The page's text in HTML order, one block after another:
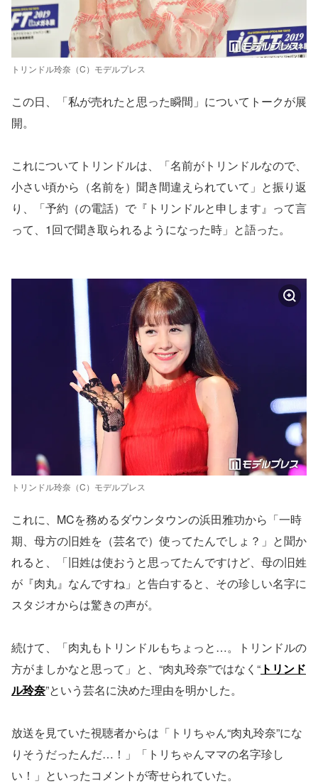
トリンドル玲奈（C）モデルプレス
この日、「私が売れたと思った瞬間」についてトークが展
開。
これについてトリンドルは、「名前がトリンドルなので、
小さい頃から（名前を）聞き間違えられていて」と振り返
り、「予約（の電話）で『トリンドルと申します』って言
って、1回で聞き取られるようになった時」と語った。
トリンドル玲奈（C）モデルプレス
これに、MCを務めるダウンタウンの浜田雅功から「一時
期、母方の旧姓を（芸名で）使ってたんでしょ？」と聞か
れると、「旧姓は使おうと思ってたんですけど、母の旧姓
が『肉丸』なんですね」と告白すると、その珍しい名字に
スタジオからは驚きの声が。
続けて、「肉丸もトリンドルもちょっと…。トリンドルの
方がましかなと思って」と、“肉丸玲奈”ではなく“ トリンド
ル玲奈”という芸名に決めた理由を明かした。
放送を見ていた視聴者からは「トリちゃん“肉丸玲奈”にな
りそうだったんだ…！」「トリちゃんママの名字珍し
い！」といったコメントが寄せられていた。